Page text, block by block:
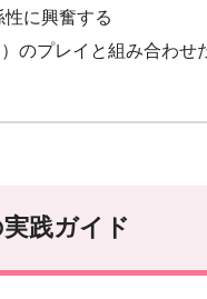
に興奮する
のプレイと組み合わせ
践ガイド